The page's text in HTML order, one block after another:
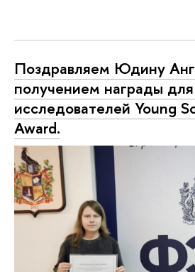
Поздравляем Юдину
получением награды
исследователей Young
Award.